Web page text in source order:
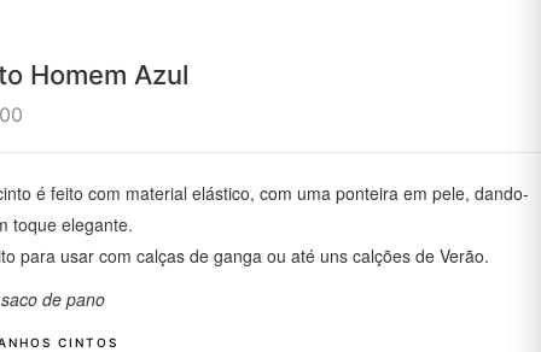
Homem Azul
é feito com material elástico, com uma ponteira em pele, dando-
toque elegante.
para usar com calças de ganga ou até uns calções de Verão.
de pano
CINTOS